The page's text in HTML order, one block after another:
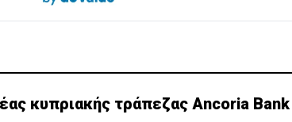
κυπριακής τράπεζας Ancoria Bank